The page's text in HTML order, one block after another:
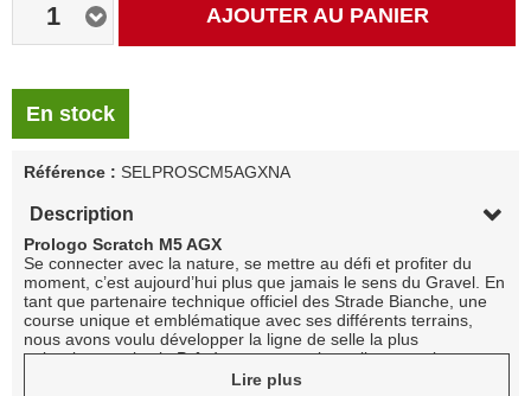
1 AJOUTER AU PANIER
En stock
Référence : SELPROSCM5AGXNA
Description
Prologo Scratch M5 AGX
Se connecter avec la nature, se mettre au défi et profiter du
moment, c’est aujourd’hui plus que jamais le sens du Gravel. En
tant que partenaire technique officiel des Strade Bianche, une
course unique et emblématique avec ses différents terrains,
nous avons voulu développer la ligne de selle la plus
polyvalente qui soit. Prêt à vous soutenir quelle que soit votre
Lire plus